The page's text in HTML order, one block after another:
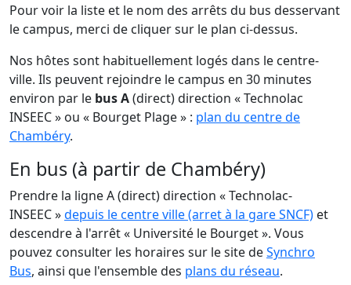
Pour voir la liste et le nom des arrêts du bus desservant
le campus, merci de cliquer sur le plan ci-dessus.
Nos hôtes sont habituellement logés dans le centre-
ville. Ils peuvent rejoindre le campus en 30 minutes
environ par le bus A(direct) direction « Technolac
INSEEC » ou « Bourget Plage » : plan du centre de
Chambéry.
En bus (à partir de Chambéry)
Prendre la ligne A (direct) direction « Technolac-
INSEEC »depuis le centre ville (arret à la gare SNCF) et
descendre à l'arrêt « Université le Bourget ». Vous
pouvez consulter les horaires sur le site deSynchro
Bus, ainsi que l'ensemble des plans du réseau.